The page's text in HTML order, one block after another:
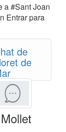
a #Sant Joan
Entrar para
de
de